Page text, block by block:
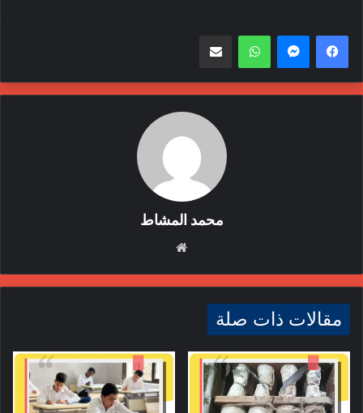
واتساب
محمد المشاط
مقالات ذات صلة